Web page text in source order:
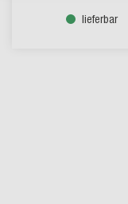
lieferbar